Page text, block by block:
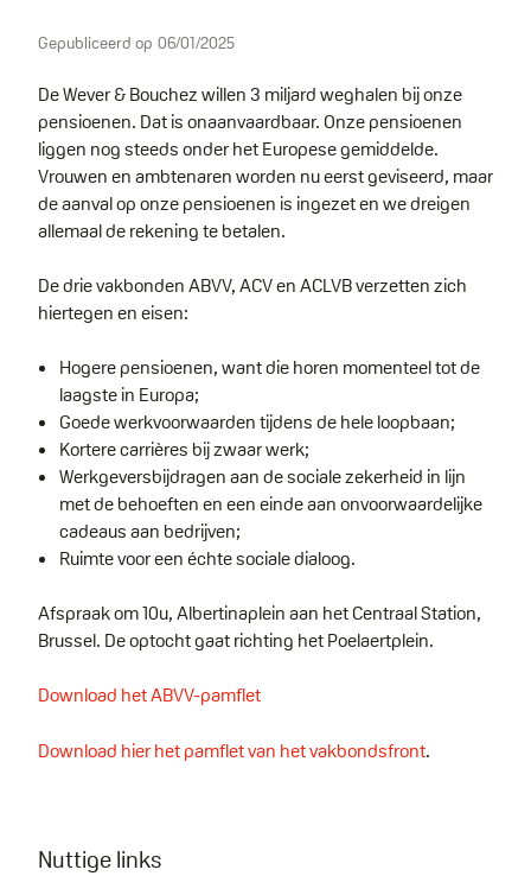
Gepubliceerd op 06/01/2025
De Wever & Bouchez willen 3 miljard weghalen bij onze
pensioenen. Dat is onaanvaardbaar. Onze pensioenen
liggen nog steeds onder het Europese gemiddelde.
Vrouwen en ambtenaren worden nu eerst geviseerd, maar
de aanval op onze pensioenen is ingezet en we dreigen
allemaal de rekening te betalen.
De drie vakbonden ABVV, ACV en ACLVB verzetten zich
hiertegen en eisen:
Hogere pensioenen, want die horen momenteel tot de
laagste in Europa;
Goede werkvoorwaarden tijdens de hele loopbaan;
Kortere carrières bij zwaar werk;
Werkgeversbijdragen aan de sociale zekerheid in lijn
met de behoeften en een einde aan onvoorwaardelijke
cadeaus aan bedrijven;
Ruimte voor een échte sociale dialoog.
Afspraak om 10u, Albertinaplein aan het Centraal Station,
Brussel. De optocht gaat richting het Poelaertplein.
Download het ABVV-pamflet
Download hier het pamflet van het vakbondsfront.
Nuttige links